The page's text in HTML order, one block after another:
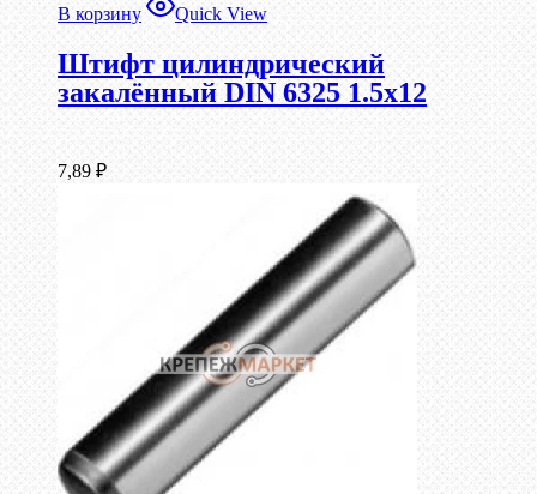
В корзину Quick View
Штифт цилиндрический
закалённый DIN 6325 1.5х12
7,89 ₽